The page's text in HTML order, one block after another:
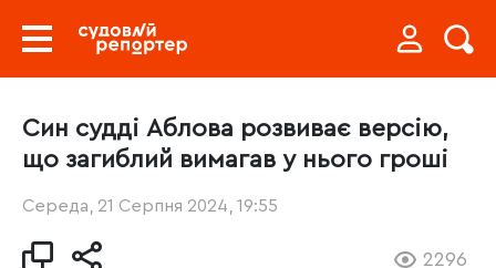
Син судді Аблова розвиває версію,
що загиблий вимагав у нього гроші
Середа, 21 Серпня 2024, 19:55
2296